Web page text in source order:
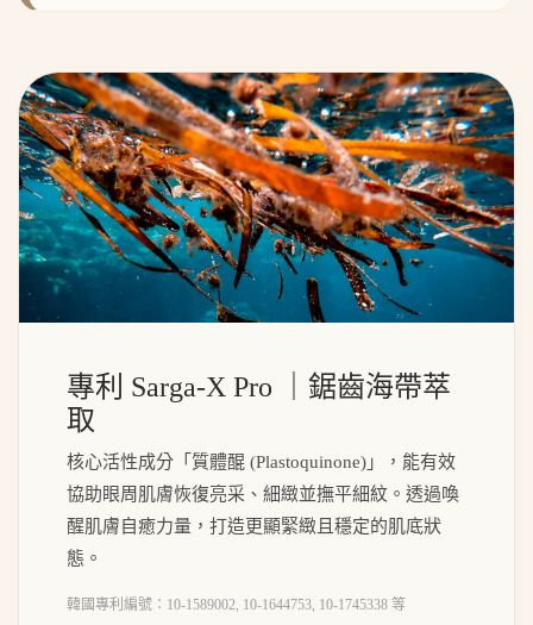
專利 Sarga-X Pro ｜鋸齒海帶萃
取
核心活性成分「質體醌 (Plastoquinone)」，能有效
協助眼周肌膚恢復亮采、細緻並撫平細紋。透過喚
醒肌膚自癒力量，打造更顯緊緻且穩定的肌底狀
態。
韓國專利編號：10-1589002, 10-1644753, 10-1745338 等